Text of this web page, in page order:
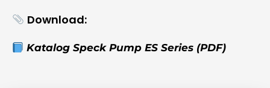
Download:
Katalog Speck Pump ES Series (PDF)